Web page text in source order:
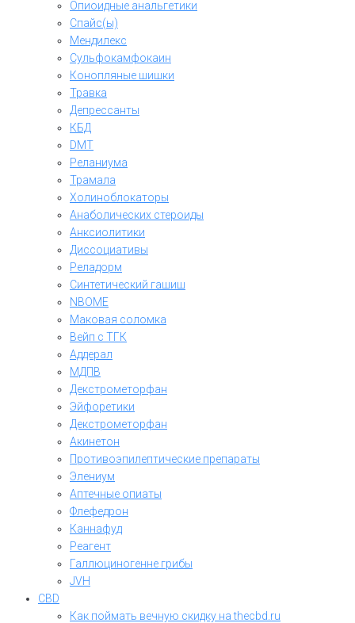
Опиоидные анальгетики
Спайс(ы)
Мендилекс
Сульфокамфокаин
Конопляные шишки
Травка
Депрессанты
КБД
DMT
Реланиума
Трамала
Холиноблокаторы
Анаболических стероиды
Анксиолитики
Диссоциативы
Реладорм
Синтетический гашиш
NBOME
Маковая соломка
Вейп с ТГК
Аддерал
МДПВ
Декстрометорфан
Эйфоретики
Декстрометорфан
Акинетон
Противоэпилептические препараты
Элениум
Аптечные опиаты
Флефедрон
Каннафуд
Реагент
Галлюциногенне грибы
JVH
CBD
Как поймать вечную скидку на thecbd.ru